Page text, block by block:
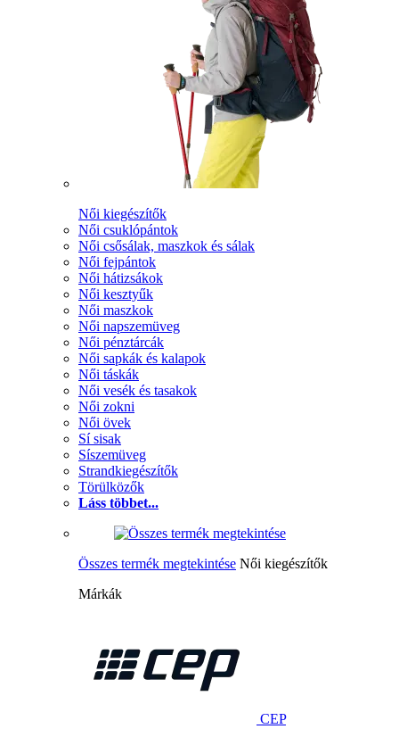
Női kiegészítők
Női csuklópántok
Női csősálak, maszkok és sálak
Női fejpántok
Női hátizsákok
Női kesztyűk
Női maszkok
Női napszemüveg
Női pénztárcák
Női sapkák és kalapok
Női táskák
Női vesék és tasakok
Női zokni
Női övek
Sí sisak
Síszemüveg
Strandkiegészítők
Törülközők
Láss többet...
Összes termék megtekintése Női kiegészítők
Márkák
CEP